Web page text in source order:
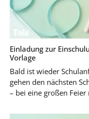
Einladung zur
Vorlage
Bald ist wieder
gehen den nächsten